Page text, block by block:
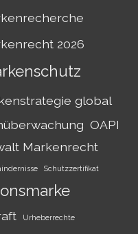
2026
global
OAPI
Markenrecht
Schutzzertifikat
Urheberrechte